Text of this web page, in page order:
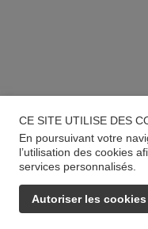
CE SITE UTILISE DES
En poursuivant votre
l’utilisation des cookies
services personnalisés.
Autoriser les cookies